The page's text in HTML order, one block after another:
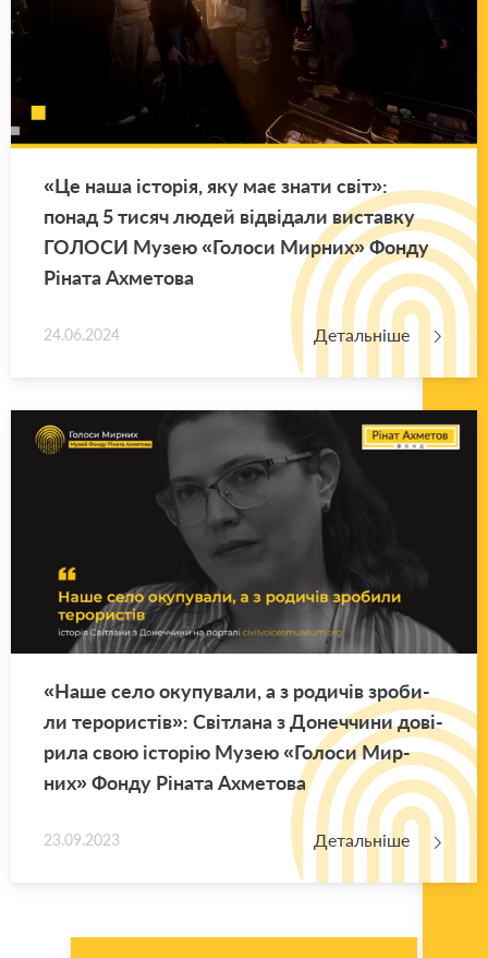
«Це наша істо­рія, яку має знати світ»:
понад 5 тисяч людей від­ві­да­ли ви­став­ку
ГО­ЛО­СИ Музею «Го­ло­си Мир­них» Фонду
Рі­на­та Ахме­то­ва
24.06.2024 Детальніше
«Наше село оку­пу­ва­ли, а з ро­ди­чів зро­би­
ли те­ро­ри­стів»: Сві­тла­на з До­неч­чи­ни до­ві­
ри­ла свою істо­рію Музею «Го­ло­си Мир­
них» Фонду Рі­на­та Ахме­то­ва
23.09.2023 Детальніше